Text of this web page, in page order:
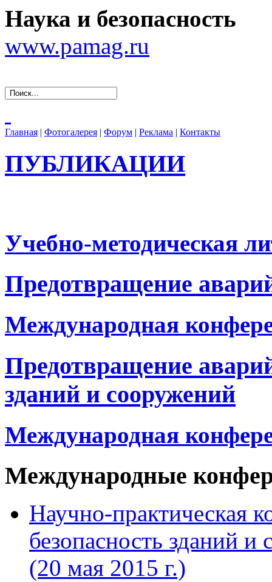
Наука и безопасность
www.pamag.ru
Главная | Фотогалерея | Форум | Реклама | Контакты
ПУБЛИКАЦИИ
Учебно-методическая
Предотвращение
Международная
Предотвращение
зданий и сооружений
Международная
Международные
Научно-практическая
безопасность зданий
(20 мая 2015 г.)